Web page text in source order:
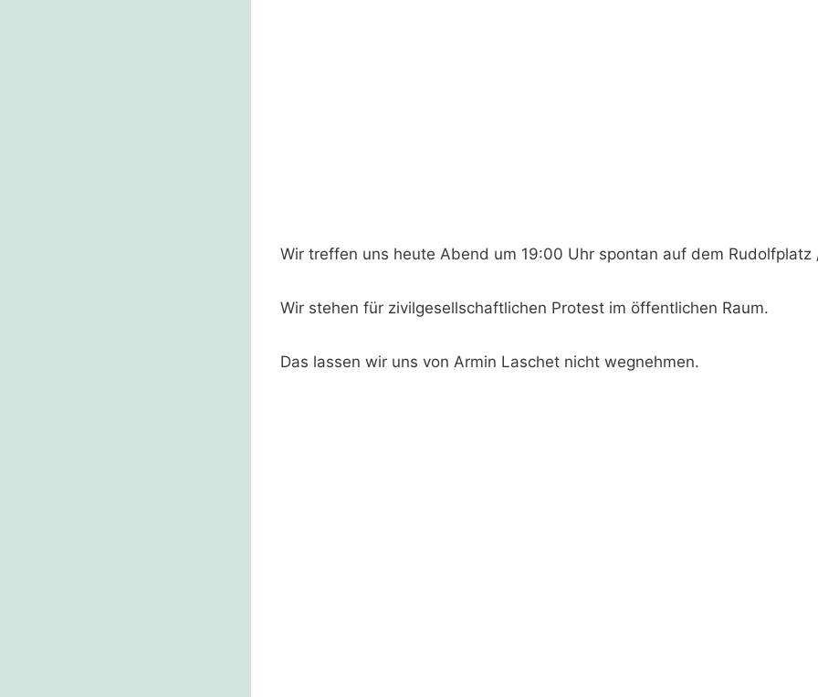
Wir treffen uns heute Abend um 19:00 Uhr spontan auf dem Rudolfplatz
Wir stehen für zivilgesellschaftlichen Protest im öffentlichen Raum.
Das lassen wir uns von Armin Laschet nicht wegnehmen.